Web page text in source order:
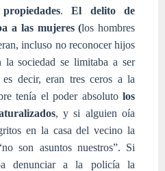
. El delito de
a las mujeres (los hombres
incluso no reconocer hijos
sociedad se limitaba a ser
decir, eran tres ceros a la
tenía el poder absoluto los
, y si alguien oía
en la casa del vecino la
son asuntos nuestros”. Si
denunciar a la policía la